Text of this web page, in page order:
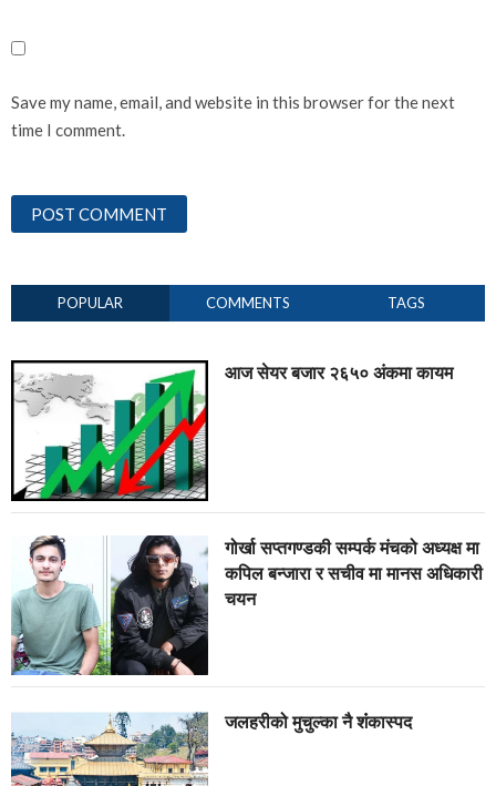
Save my name, email, and website in this browser for the next
time I comment.
POPULAR COMMENTS TAGS
आज सेयर बजार २६५० अंकमा कायम
गोर्खा सप्तगण्डकी सम्पर्क मंचको अध्यक्ष मा
कपिल बन्जारा र सचीव मा मानस अधिकारी
चयन
जलहरीको मुचुल्का नै शंंकास्पद